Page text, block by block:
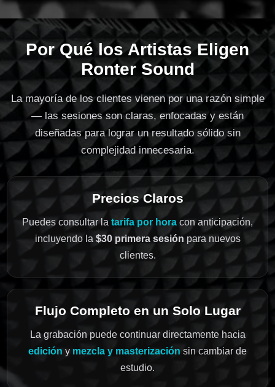
Por Qué los Artistas Eligen
Ronter Sound
La mayoría de los clientes vienen por una razón simple
— las sesiones son claras, enfocadas y están
diseñadas para lograr un resultado sólido sin
complejidad innecesaria.
Precios Claros
Puedes consultar la tarifa por hora con anticipación,
incluyendo la $30 primera sesión para nuevos
clientes.
Flujo Completo en un Solo Lugar
La grabación puede continuar directamente hacia
edición y mezcla y masterización sin cambiar de
estudio.